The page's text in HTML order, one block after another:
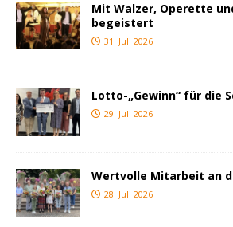
Mit Walzer, Operette
begeistert
31. Juli 2026
Lotto-„Gewinn“ für die
29. Juli 2026
Wertvolle Mitarbeit an
28. Juli 2026